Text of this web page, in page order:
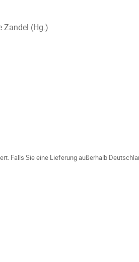
Zandel (Hg.)
Falls Sie eine Lieferung außerhalb